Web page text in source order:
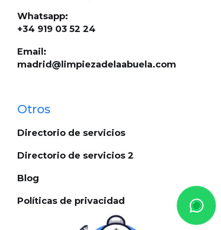
Whatsapp:
+34 919 03 52 24
Email:
madrid@limpiezadelaabuela.com
Otros
Directorio de servicios
Directorio de servicios 2
Blog
Políticas de privacidad